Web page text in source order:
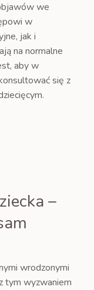
we
w
jak i
na normalne
aby w
się z
–
wrodzonymi
tym wyzwaniem